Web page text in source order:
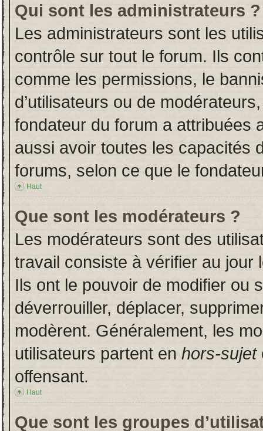
Qui sont les administrateurs ?
Les administrateurs sont les
contrôle sur tout le forum. Ils
comme les permissions, le
d’utilisateurs ou de
fondateur du forum a attribuées
aussi avoir toutes les capacités
forums, selon ce que le
Haut
Que sont les modérateurs ?
Les modérateurs sont des
travail consiste à vérifier au jour
Ils ont le pouvoir de modifier ou
déverrouiller, déplacer,
modèrent. Généralement, les
utilisateurs partent en hors-sujet
offensant.
Haut
Que sont les groupes